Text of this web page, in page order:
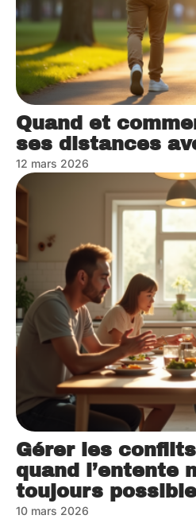
Quand et
ses distances
12 mars 2026
Gérer les
quand l’entente
toujours possible
10 mars 2026